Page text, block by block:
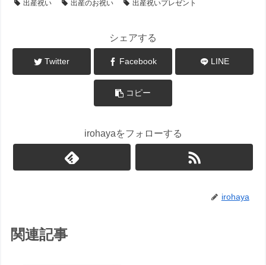
出産祝い 出産のお祝い 出産祝いプレゼント
シェアする
Twitter Facebook LINE
コピー
irohayaをフォローする
irohaya
関連記事